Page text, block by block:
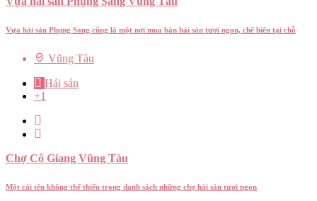
Vựa hải sản Phụng Sang cũng là một nơi mua bán hải sản tươi ngon, chế biến tại chỗ
Vũng Tàu
Hải sản
+1
Chợ Cô Giang Vũng Tàu
Một cái tên không thể thiếu trong danh sách những chợ hải sản tươi ngon